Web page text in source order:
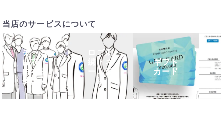
当店のサービスについて
チーム
白衣・
白衣団
体購入
ロゴ刺
繍・ネ
ーム刺
繍
ギフト
カード